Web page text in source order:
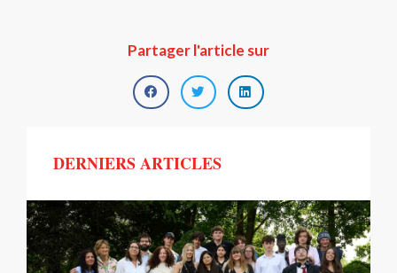
Partager l'article sur
DERNIERS ARTICLES